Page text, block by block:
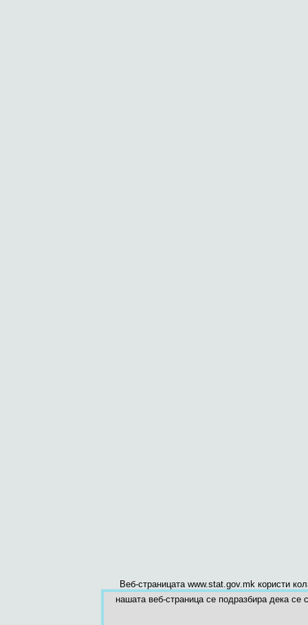
Веб-страницата www.stat.gov.mk користи
нашата веб-страница се подразбира дека се